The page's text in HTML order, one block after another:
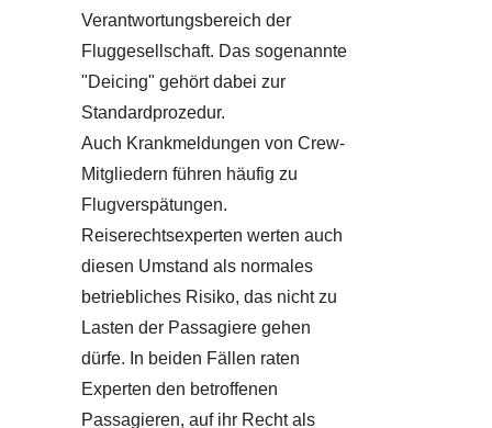
Verantwortungsbereich der
Fluggesellschaft. Das sogenannte
"Deicing" gehört dabei zur
Standardprozedur.
Auch Krankmeldungen von Crew-
Mitgliedern führen häufig zu
Flugverspätungen.
Reiserechtsexperten werten auch
diesen Umstand als normales
betriebliches Risiko, das nicht zu
Lasten der Passagiere gehen
dürfe. In beiden Fällen raten
Experten den betroffenen
Passagieren, auf ihr Recht als